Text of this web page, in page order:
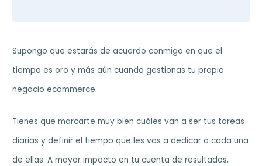
Supongo que estarás de acuerdo conmigo en que el
tiempo es oro y más aún cuando gestionas tu propio
negocio ecommerce.
Tienes que marcarte muy bien cuáles van a ser tus tareas
diarias y definir el tiempo que les vas a dedicar a cada una
de ellas. A mayor impacto en tu cuenta de resultados,